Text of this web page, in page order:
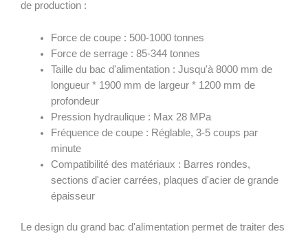
de production :
Force de coupe : 500-1000 tonnes
Force de serrage : 85-344 tonnes
Taille du bac d'alimentation : Jusqu'à 8000 mm de
longueur * 1900 mm de largeur * 1200 mm de
profondeur
Pression hydraulique : Max 28 MPa
Fréquence de coupe : Réglable, 3-5 coups par
minute
Compatibilité des matériaux : Barres rondes,
sections d'acier carrées, plaques d'acier de grande
épaisseur
Le design du grand bac d'alimentation permet de traiter des